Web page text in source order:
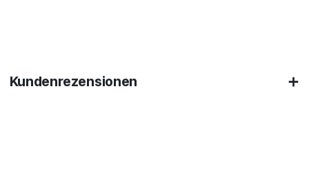
Kundenrezensionen